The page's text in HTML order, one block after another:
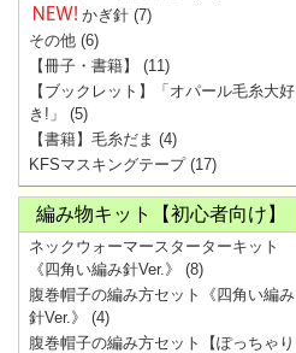
かぎ針 (7)
その他 (6)
【冊子・書籍】
(11)
【ブックレット】「オパール毛糸大好
き!」
(5)
【書籍】毛糸だま (4)
KFSマスキングテープ(17)
編み物キット【初心者向け】
ネックウォーマースターターキット
《四角い編み針Ver.》
(8)
腹巻帽子の編み方セット《四角い編み
針Ver.》
(4)
腹巻帽子の編み方セット【ぽっちゃり